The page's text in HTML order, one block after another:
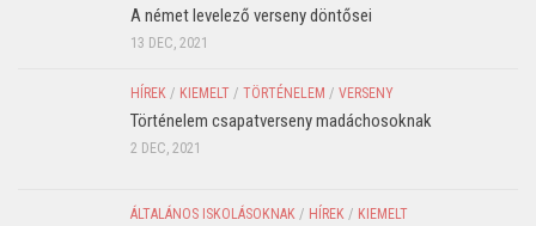
A német levelező verseny döntősei
13 DEC, 2021
HÍREK / KIEMELT / TÖRTÉNELEM / VERSENY
Történelem csapatverseny madáchosoknak
2 DEC, 2021
ÁLTALÁNOS ISKOLÁSOKNAK / HÍREK / KIEMELT